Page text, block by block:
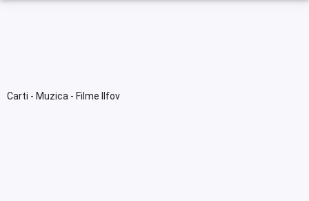
Carti - Muzica - Filme Ilfov